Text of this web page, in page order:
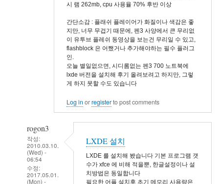
시 램 262mb, cpu 사용율 70% 후반 이상
간단소감 : 플래쉬 플레이어가 화질이나 색감은 좋
지만, 너무 무겁기 때문에, 펜3 사양에서 큰 무리없
이 유투브 플레쉬 동영상을 보는건 무리일 수 있고,
flashblock 은 어쨌거나 추가해야하는 필수 플러그
인.
오늘 별일없으면, 시디롬없는 펜3 700 노트북에
lxde 버전을 설치해 후기 올려보려고 하지만, 그렇
게 하지 못할 수도 있습니다
Log in orregisterto post comments
rogon3
작성:
2010.03.10.
(Wed) -
06:54
수정:
2017.05.01.
(Mon) -
LXDE 설치
LXDE 를 설치해 봤습니다 기본 프로그램 갯
수가 xfce 에 비해 적을뿐, 한글설정이나 설
치방법은 동일합니다
필요한 어플 설치후 초기 메모리 사용량은